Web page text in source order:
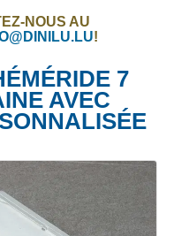
NOUS AU
!
7
AVEC